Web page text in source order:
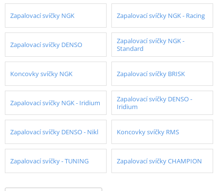
Zapalovací svíčky NGK Zapalovací svíčky NGK - Racing
Zapalovací svíčky DENSO
Zapalovací svíčky NGK -
Standard
Koncovky svíčky NGK Zapalovací svíčky BRISK
Zapalovací svíčky NGK - Iridium
Zapalovací svíčky DENSO -
Iridium
Zapalovací svíčky DENSO - Nikl Koncovky svíčky RMS
Zapalovací svíčky - TUNING Zapalovací svíčky CHAMPION